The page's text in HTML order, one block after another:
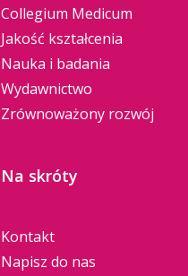
Collegium Medicum
Jakość kształcenia
Nauka i badania
Wydawnictwo
Zrównoważony rozwój
Na skróty
Kontakt
Napisz do nas